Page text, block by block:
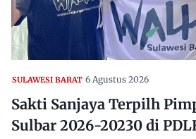
SULAWESI BARAT 6 Agustus 2026
Sakti Sanjaya Terpilh
Sulbar 2026-20230 di